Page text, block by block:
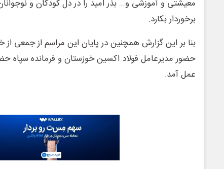
معیشتی و آموزشی و... بذر امید را در دل کودکان و
برخوردار بکارد.
بنا بر این گزارش همچنین در پایان این مراسم از جمعی از
حضور مدیرعامل فولاد اکسین خوزستان و فرمانده
عمل آمد.